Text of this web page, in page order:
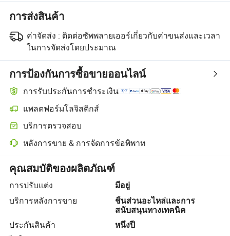
การส่งสินค้า
ค่าจัดส่ง : ติดต่อซัพพลายเออร์เกี่ยวกับค่าขนส่งและเวลา
ในการจัดส่งโดยประมาณ
การป้องกันการซื้อขายออนไลน์
การรับประกันการชำระเงิน
แพลตฟอร์มโลจิสติกส์
การติดตามการจัดส่งที่ชัดเจนยิ่งขึ้นด้วยการขนส่งที่รองรับโดยแพลตฟอ
บริการตรวจสอบ
การตรวจสอบก่อนการจัดส่งแบบเลือกได้สำหรับการตรวจสอบคุณภาพ
หลังการขาย & การจัดการข้อพิพาท
การแก้ไขข้อพิพาทที่ช่วยโดยแพลตฟอร์ม รวมถึงการคืนเงินหรือการคืน
คุณสมบัติของผลิตภัณฑ์
การปรับแต่ง
มีอยู่
บริการหลังการขาย
ชิ้นส่วนอะไหล่และการ
สนับสนุนทางเทคนิค
ประกันสินค้า
หนึ่งปี